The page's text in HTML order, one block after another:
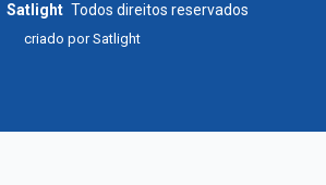
Satlight Todos direitos reservados
criado porSatlight